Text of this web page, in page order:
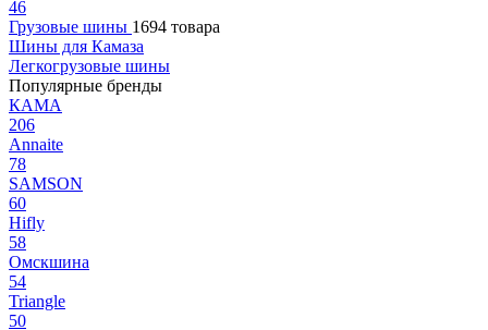
46
Грузовые шины 1694 товара
Шины для Камаза
Легкогрузовые шины
Популярные бренды
КАМА
206
Annaite
78
SAMSON
60
Hifly
58
Омскшина
54
Triangle
50